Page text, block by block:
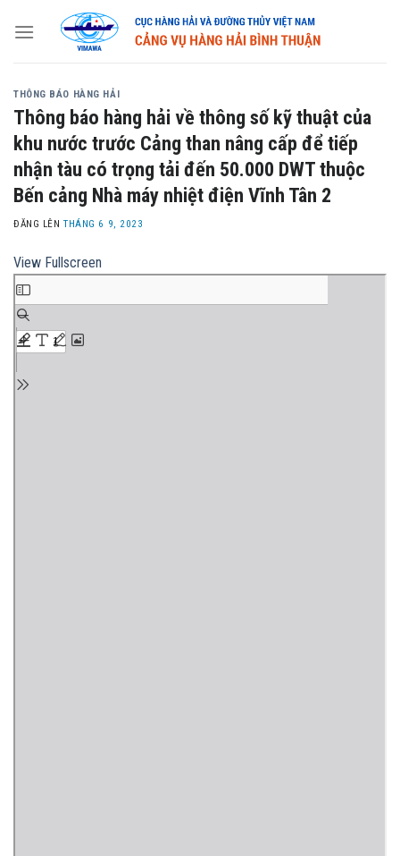
THÔNG BÁO HÀNG HẢI
Thông báo hàng hải về thông số kỹ thuật của
khu nước trước Cảng than nâng cấp để tiếp
nhận tàu có trọng tải đến 50.000 DWT thuộc
Bến cảng Nhà máy nhiệt điện Vĩnh Tân 2
ĐĂNG LÊNTHÁNG 6 9, 2023
View Fullscreen